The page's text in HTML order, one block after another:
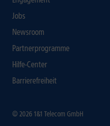
Jobs
Newsroom
Partnerprogramme
Hilfe-Center
Barrierefreiheit
© 2026 1&1 Telecom GmbH